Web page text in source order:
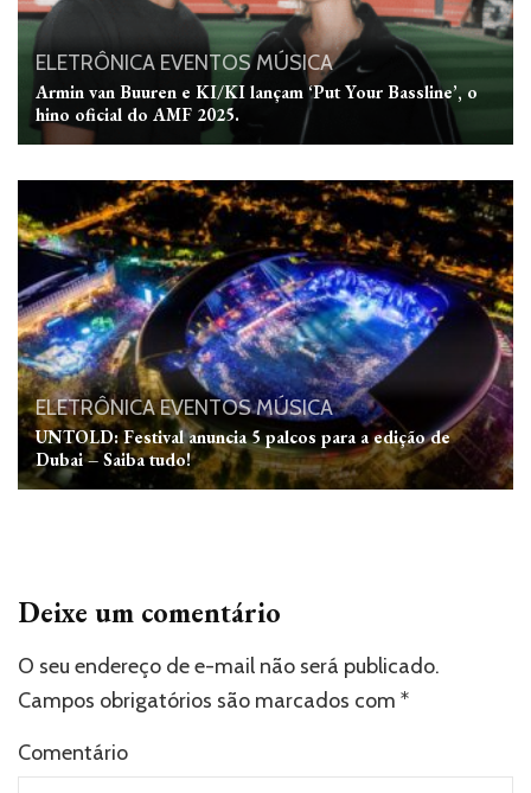
ELETRÔNICA EVENTOS MÚSICA
Armin van Buuren e KI/KI lançam ‘Put Your Bassline’, o
hino oficial do AMF 2025.
ELETRÔNICAEVENTOSMÚSICA
UNTOLD: Festival anuncia 5 palcos para a edição de
Dubai – Saiba tudo!
Deixe um comentário
O seu endereço de e-mail não será publicado.
Campos obrigatórios são marcados com *
Comentário